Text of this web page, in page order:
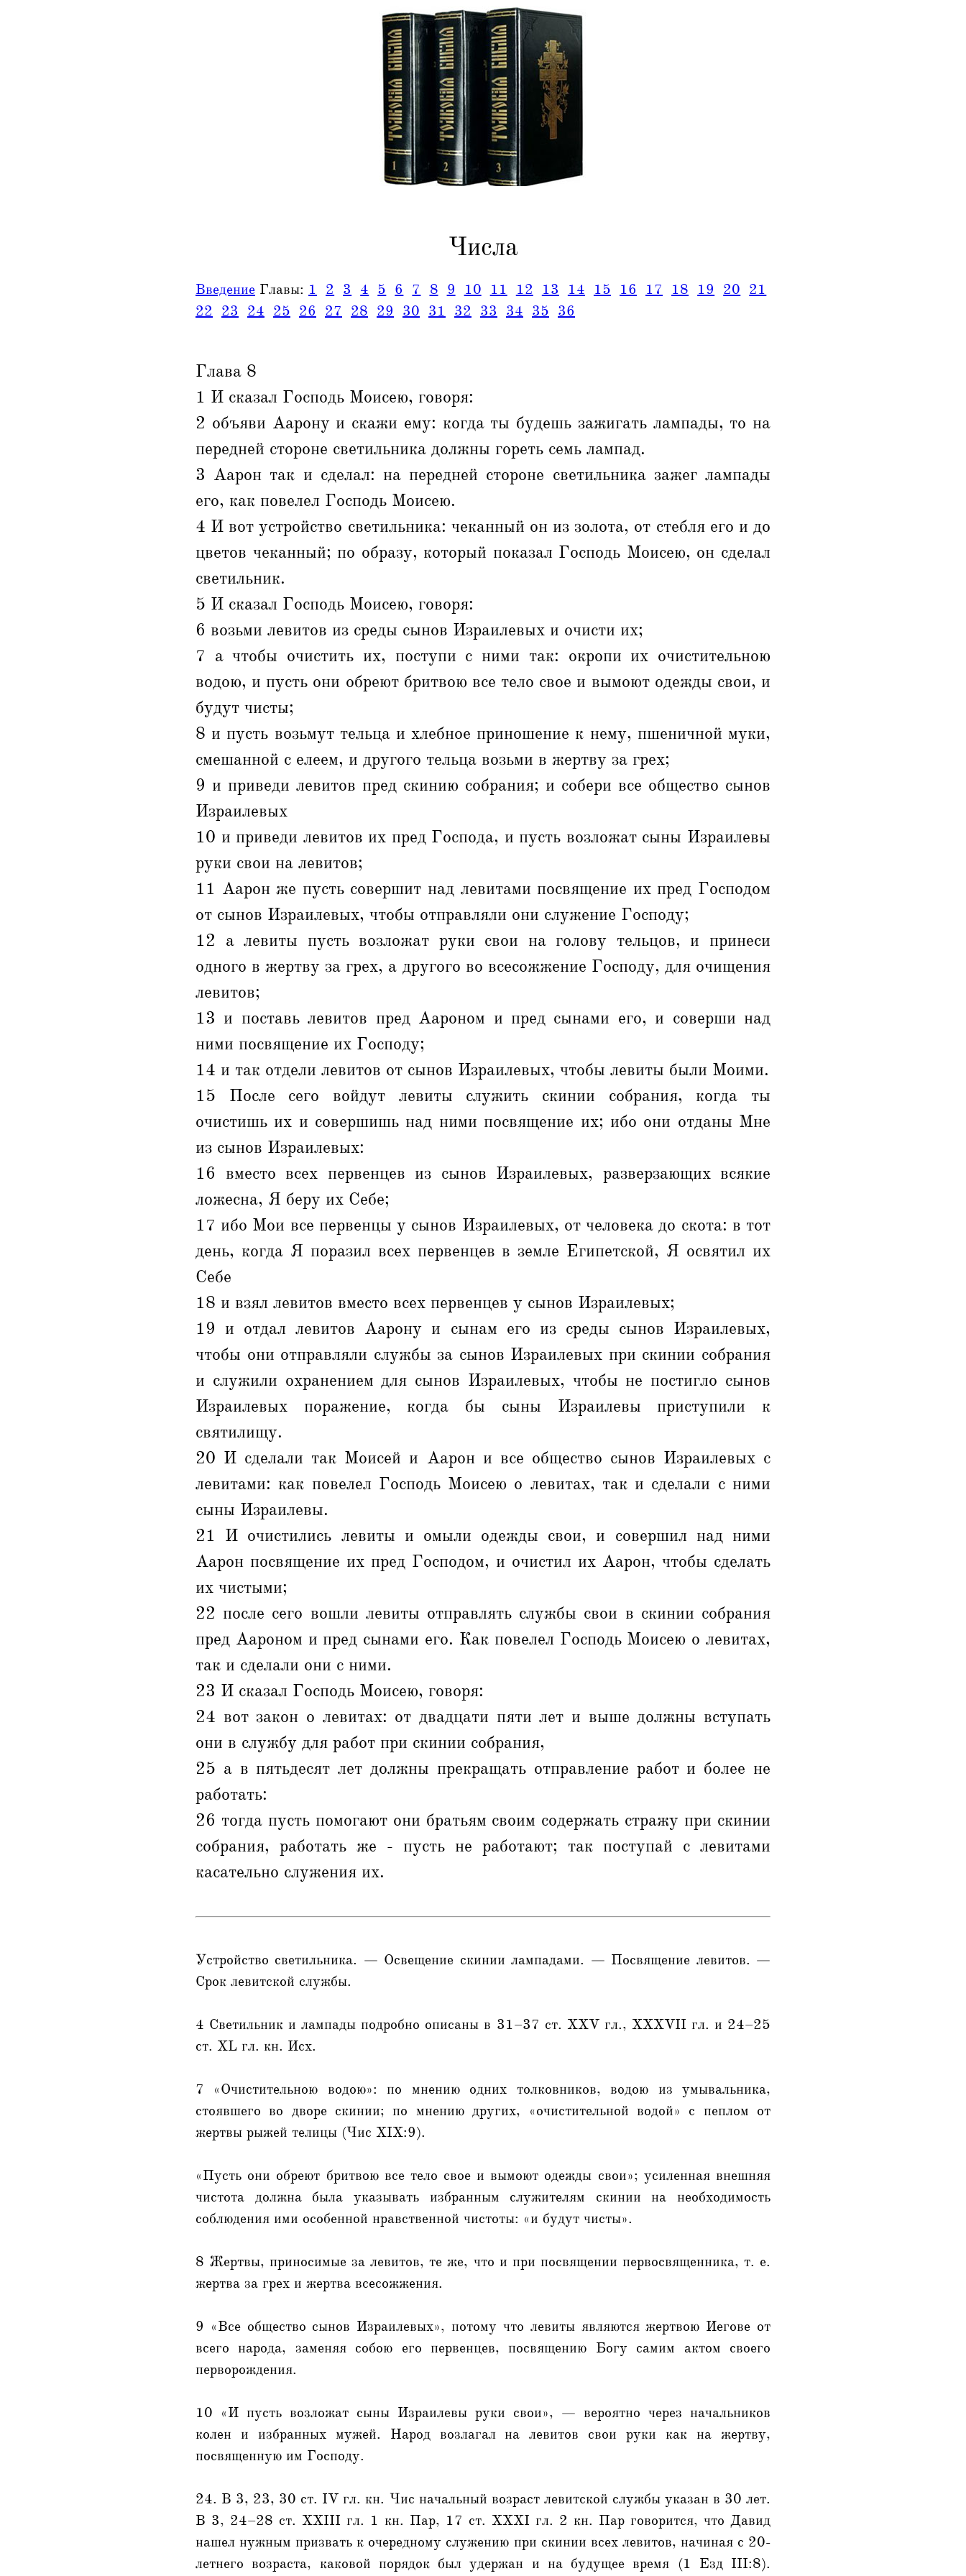
Числа
Введение Главы: 1 2 3 4 5 6 7 8 9 10 11 12 13 14 15 16 17 18 19 20 21
22 23 24 25 26 27 28 29 30 31 32 33 34 35 36
Глава 8
1 И сказал Господь Моисею, говоря:
2 объяви Аарону и скажи ему: когда ты будешь зажигать лампады, то на
передней стороне светильника должны гореть семь лампад.
3 Аарон так и сделал: на передней стороне светильника зажег лампады
его, как повелел Господь Моисею.
4 И вот устройство светильника: чеканный он из золота, от стебля его и до
цветов чеканный; по образу, который показал Господь Моисею, он сделал
светильник.
5 И сказал Господь Моисею, говоря:
6 возьми левитов из среды сынов Израилевых и очисти их;
7 а чтобы очистить их, поступи с ними так: окропи их очистительною
водою, и пусть они обреют бритвою все тело свое и вымоют одежды свои, и
будут чисты;
8 и пусть возьмут тельца и хлебное приношение к нему, пшеничной муки,
смешанной с елеем, и другого тельца возьми в жертву за грех;
9 и приведи левитов пред скинию собрания; и собери все общество сынов
Израилевых
10 и приведи левитов их пред Господа, и пусть возложат сыны Израилевы
руки свои на левитов;
11 Аарон же пусть совершит над левитами посвящение их пред Господом
от сынов Израилевых, чтобы отправляли они служение Господу;
12 а левиты пусть возложат руки свои на голову тельцов, и принеси
одного в жертву за грех, а другого во всесожжение Господу, для очищения
левитов;
13 и поставь левитов пред Аароном и пред сынами его, и соверши над
ними посвящение их Господу;
14 и так отдели левитов от сынов Израилевых, чтобы левиты были Моими.
15 После сего войдут левиты служить скинии собрания, когда ты
очистишь их и совершишь над ними посвящение их; ибо они отданы Мне
из сынов Израилевых:
16 вместо всех первенцев из сынов Израилевых, разверзающих всякие
ложесна, Я беру их Себе;
17 ибо Мои все первенцы у сынов Израилевых, от человека до скота: в тот
день, когда Я поразил всех первенцев в земле Египетской, Я освятил их
Себе
18 и взял левитов вместо всех первенцев у сынов Израилевых;
19 и отдал левитов Аарону и сынам его из среды сынов Израилевых,
чтобы они отправляли службы за сынов Израилевых при скинии собрания
и служили охранением для сынов Израилевых, чтобы не постигло сынов
Израилевых поражение, когда бы сыны Израилевы приступили к
святилищу.
20 И сделали так Моисей и Аарон и все общество сынов Израилевых с
левитами: как повелел Господь Моисею о левитах, так и сделали с ними
сыны Израилевы.
21 И очистились левиты и омыли одежды свои, и совершил над ними
Аарон посвящение их пред Господом, и очистил их Аарон, чтобы сделать
их чистыми;
22 после сего вошли левиты отправлять службы свои в скинии собрания
пред Аароном и пред сынами его. Как повелел Господь Моисею о левитах,
так и сделали они с ними.
23 И сказал Господь Моисею, говоря:
24 вот закон о левитах: от двадцати пяти лет и выше должны вступать
они в службу для работ при скинии собрания,
25 а в пятьдесят лет должны прекращать отправление работ и более не
работать:
26 тогда пусть помогают они братьям своим содержать стражу при скинии
собрания, работать же - пусть не работают; так поступай с левитами
касательно служения их.
Устройство светильника. — Освещение скинии лампадами. — Посвящение левитов. —
Срок левитской службы.
4 Светильник и лампады подробно описаны в 31–37 ст. XXV гл., XXXVII гл. и 24–25
ст. XL гл. кн. Исх.
7 «Очистительною водою»: по мнению одних толковников, водою из умывальника,
стоявшего во дворе скинии; по мнению других, «очистительной водой» с пеплом от
жертвы рыжей телицы (Чис XIX:9).
«Пусть они обреют бритвою все тело свое и вымоют одежды свои»; усиленная внешняя
чистота должна была указывать избранным служителям скинии на необходимость
соблюдения ими особенной нравственной чистоты: «и будут чисты».
8 Жертвы, приносимые за левитов, те же, что и при посвящении первосвященника, т. е.
жертва за грех и жертва всесожжения.
9 «Все общество сынов Израилевых», потому что левиты являются жертвою Иегове от
всего народа, заменяя собою его первенцев, посвящению Богу самим актом своего
перворождения.
10 «И пусть возложат сыны Израилевы руки свои», — вероятно через начальников
колен и избранных мужей. Народ возлагал на левитов свои руки как на жертву,
посвященную им Господу.
24. В 3, 23, 30 ст. IV гл. кн. Чис начальный возраст левитской службы указан в 30 лет.
В 3, 24–28 ст. ХXIII гл. 1 кн. Пар, 17 ст. ХXXI гл. 2 кн. Пар говорится, что Давид
нашел нужным призвать к очередному служению при скинии всех левитов, начиная с 20-
летнего возраста, каковой порядок был удержан и на будущее время (1 Езд III:8).